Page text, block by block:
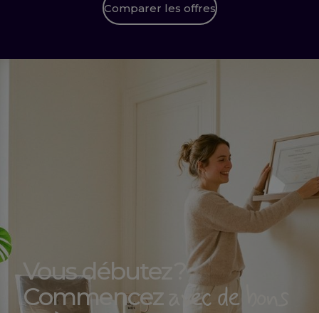
Comparer les offres
Vous débutez ?
Commencez
avec de bons